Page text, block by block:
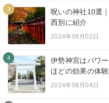
3
呪いの神社10選
西別に紹介
2024年08月02日
4
伊勢神宮はパワ
ほどの効果の体験
2024年08月04日